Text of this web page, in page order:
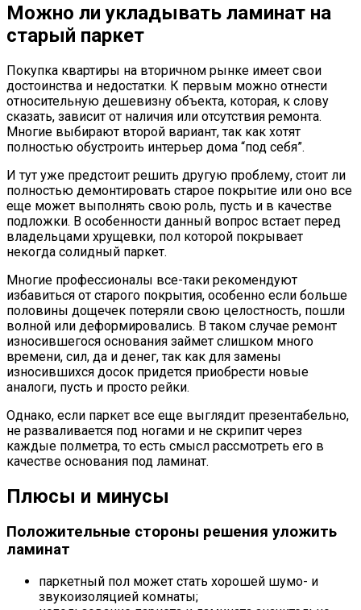
Можно ли укладывать ламинат на
старый паркет
Покупка квартиры на вторичном рынке имеет свои
достоинства и недостатки. К первым можно отнести
относительную дешевизну объекта, которая, к слову
сказать, зависит от наличия или отсутствия ремонта.
Многие выбирают второй вариант, так как хотят
полностью обустроить интерьер дома “под себя”.
И тут уже предстоит решить другую проблему, стоит ли
полностью демонтировать старое покрытие или оно все
еще может выполнять свою роль, пусть и в качестве
подложки. В особенности данный вопрос встает перед
владельцами хрущевки, пол которой покрывает
некогда солидный паркет.
Многие профессионалы все-таки рекомендуют
избавиться от старого покрытия, особенно если больше
половины дощечек потеряли свою целостность, пошли
волной или деформировались. В таком случае ремонт
износившегося основания займет слишком много
времени, сил, да и денег, так как для замены
износившихся досок придется приобрести новые
аналоги, пусть и просто рейки.
Однако, если паркет все еще выглядит презентабельно,
не разваливается под ногами и не скрипит через
каждые полметра, то есть смысл рассмотреть его в
качестве основания под ламинат.
Плюсы и минусы
Положительные стороны решения уложить
ламинат
паркетный пол может стать хорошей шумо- и
звукоизоляцией комнаты;